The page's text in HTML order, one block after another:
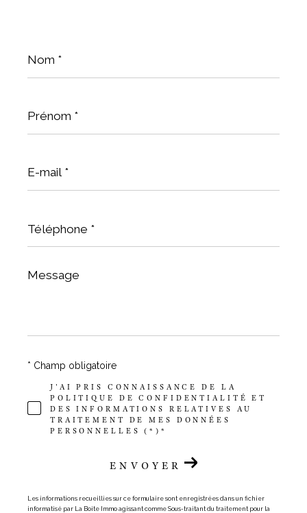
*
*
mail
*
*
Message
*
J'AI PRIS CONNAISSANCE DE LA
POLITIQUE DE CONFIDENTIALITÉ ET
DES INFORMATIONS RELATIVES AU
TRAITEMENT DE MES DONNÉES
PERSONNELLES (*)*
* Champ obligatoire
ENVOYER
Les informations recueillies sur ce formulaire sont enregistrées dans un fichier
informatisé par La Boite Immo agissant comme Sous-traitant du traitement pour la